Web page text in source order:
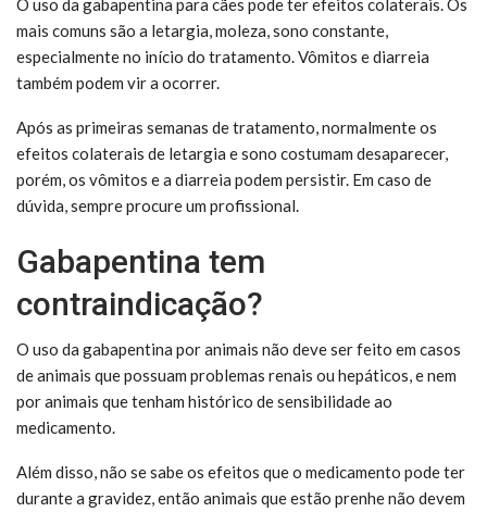
O uso da gabapentina para cães pode ter efeitos colaterais. Os
mais comuns são a letargia, moleza, sono constante,
especialmente no início do tratamento. Vômitos e diarreia
também podem vir a ocorrer.
Após as primeiras semanas de tratamento, normalmente os
efeitos colaterais de letargia e sono costumam desaparecer,
porém, os vômitos e a diarreia podem persistir. Em caso de
dúvida, sempre procure um profissional.
Gabapentina tem
contraindicação?
O uso da gabapentina por animais não deve ser feito em casos
de animais que possuam problemas renais ou hepáticos, e nem
por animais que tenham histórico de sensibilidade ao
medicamento.
Além disso, não se sabe os efeitos que o medicamento pode ter
durante a gravidez, então animais que estão prenhe não devem